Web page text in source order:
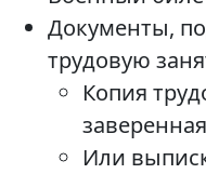
Документы,
трудовую
Копия
Или